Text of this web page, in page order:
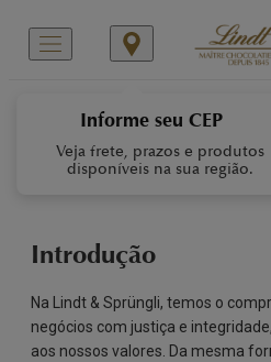
Informe seu CEP
Veja frete, prazos e produtos
disponíveis na sua região.
SPEAK UP
Introdução
Na Lindt & Sprüngli, temos o
negócios com justiça e
aos nossos valores. Da mesma